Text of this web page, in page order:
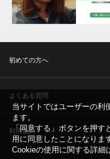
初めての方へ
よくある質問
利用規約
当サイトではユーザーの利
ます。
「同意する」ボタンを押す
用に同意したことになりま
Cookieの使用に関する詳細